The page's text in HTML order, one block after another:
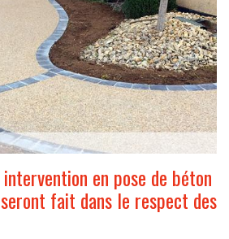
en pose de béton
fait dans le respect des